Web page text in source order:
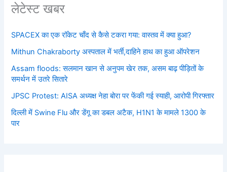
लेटेस्ट खबर
SPACEX का एक रॉकेट चाँद से कैसे टकरा गया: वास्तव में क्या हुआ?
Mithun Chakraborty अस्पताल में भर्ती,दाहिने हाथ का हुआ ऑपरेशन
Assam floods: सलमान खान से अनुपम खेर तक, असम बाढ़ पीड़ितों के
समर्थन में उतरे सितारे
JPSC Protest: AISA अध्यक्ष नेहा बोरा पर फेंकी गई स्याही, आरोपी गिरफ्तार
दिल्ली में Swine Flu और डेंगू का डबल अटैक, H1N1 के मामले 1300 के
पार